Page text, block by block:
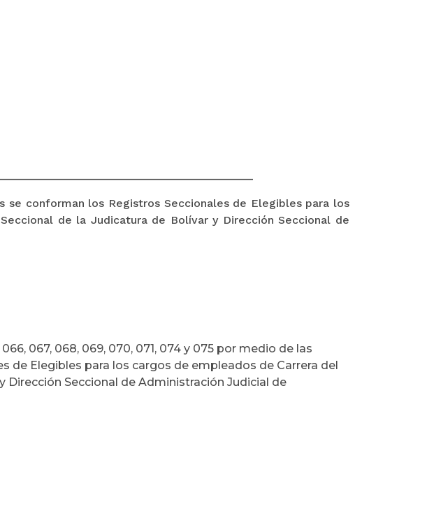
se conforman los Registros Seccionales de Elegibles para los
de la Judicatura de Bolívar y Dirección Seccional de
067, 068, 069, 070, 071, 074 y 075 por medio de las
de Elegibles para los cargos de empleados de Carrera del
Dirección Seccional de Administración Judicial de